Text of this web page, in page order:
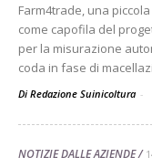
Farm4trade, una
come capofila del
per la misurazione
coda in fase di
Di Redazione Suinicoltura -
NOTIZIE DALLE AZIENDE